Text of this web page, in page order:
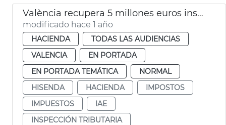
València recupera 5 millones euros inspecciones tributarias 2024
modificado hace 1 año
HACIENDA
TODAS LAS AUDIENCIAS
VALENCIA
EN PORTADA
EN PORTADA TEMÁTICA
NORMAL
HISENDA
HACIENDA
IMPOSTOS
IMPUESTOS
IAE
INSPECCIÓN TRIBUTARIA